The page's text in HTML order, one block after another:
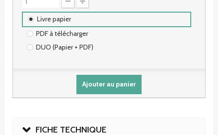
Livre papier
PDF à télécharger
DUO (Papier + PDF)
Ajouter au panier
FICHE TECHNIQUE